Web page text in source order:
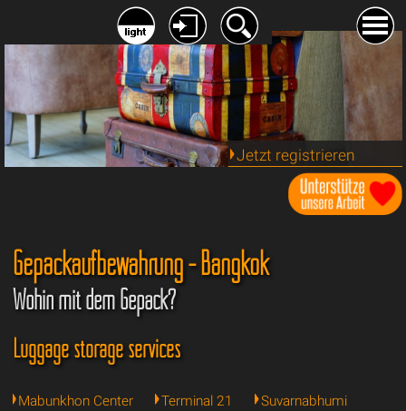
Jetzt registrieren
Gepäckaufbewahrung - Bangkok
Wohin mit dem Gepäck?
Luggage storage services
Mabunkhon Center Terminal 21
Suvarnabhumi